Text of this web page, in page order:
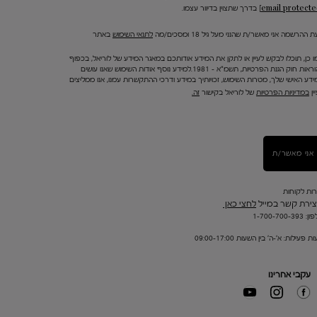
בדרך שתצוין בדיוור עצמו.
ההרשמה אני מאשר/ת שהנני מעל גיל 18 ומסכים/מה לתנאי השימוש באתר
כן, תוכלו לבקש לעיין או לתקן את המידע אודותכם במאגר המידע של לוריאל, בכפוף
להוראות חוק הגנת הפרטיות, תשמ"א – 1981.למידע נוסף אודות השימוש שאנו עושים
האישי שלך, מטרות השימוש, זכויותיך במידע ודרכי ההתקשרות עמנו, אנו ממליצים
במדיניות הפרטיות של לוריאל בקישור זה.
אני מאשר/ת
לקוחות
קשר במייל לחצי כאן
700-393
פעילות: א'-ה' בין השעות 09:00-17:00
עקבי אחרינו